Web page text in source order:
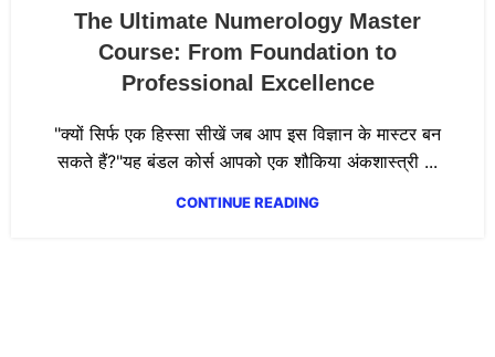
The Ultimate Numerology Master
Course: From Foundation to
Professional Excellence
"क्यों सिर्फ एक हिस्सा सीखें जब आप इस विज्ञान के मास्टर बन
सकते हैं?"यह बंडल कोर्स आपको एक शौकिया अंकशास्त्री ...
CONTINUE READING